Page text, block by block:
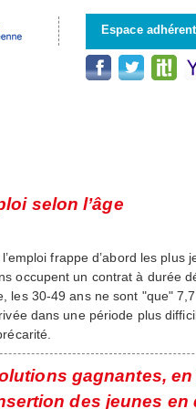
Espace
selon l’âge
frappe d’abord les plus
occupent un contrat à durée
les 30-49 ans ne sont "que"
dans une période plus
gagnantes, en
des jeunes en